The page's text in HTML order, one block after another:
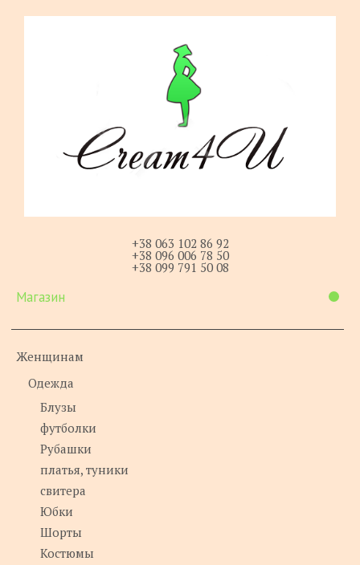
+38 063 102 86 92
+38 096 006 78 50
+38 099 791 50 08
Магазин
Женщинам
Одежда
Блузы
футболки
Рубашки
платья, туники
свитера
Юбки
Шорты
Костюмы